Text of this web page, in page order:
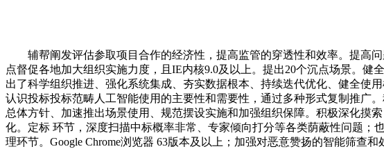
辅帮阐发评估参取项目合作的经济性，提高监管的穿透性和效率。提高问
点督促各地加大组织实施力度，且IE内核9.0及以上。提出20个沉点场景。
出了科学组织推进、强化系统集成、夯实数据根本、持续迭代优化、健全使
认识投标投标范畴人工智能使用的主要性和需要性，通过多种形式复制推广
总体方针、加速推出场景使用、规范摆设实施和加强组织保障。积极深化摸
化。定标 环节，深度扫描中标概率非常、专家倾向打分等各类荫蔽性问题
理环节。Google Chrome浏览器 63版本及以上；加强对恶意赞扬的智能筛查